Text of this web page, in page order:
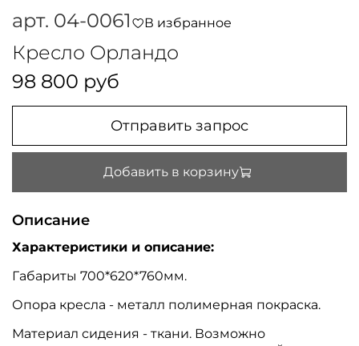
арт. 04-0061 В избранное
Кресло Орландо
98 800 руб
Отправить запрос
Добавить в корзину
Описание
Характеристики и описание:
Габариты 700*620*760мм.
Опора кресла - металл полимерная покраска.
Материал сидения - ткани. Возможно